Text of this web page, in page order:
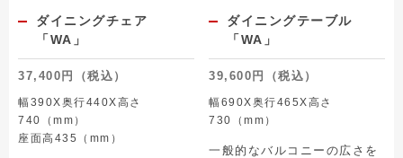
ダイニングチェア
「WA」
37,400円（税込）
幅390X奥行440X高さ
740（mm）
座面高435（mm）
ダイニングテーブル
「WA」
39,600円（税込）
幅690X奥行465X高さ
730（mm）
一般的なバルコニーの広さを